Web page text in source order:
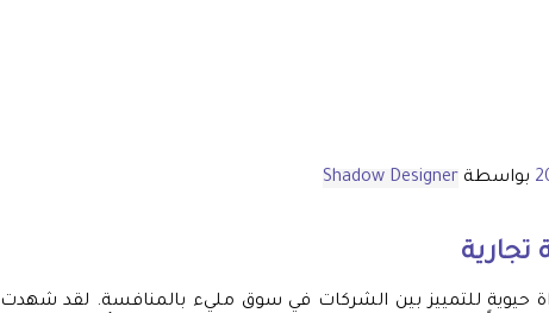
بواسطة Shadow Designer
حيوية للتمييز بين الشركات في سوق مليء بالمنافسة. لقد